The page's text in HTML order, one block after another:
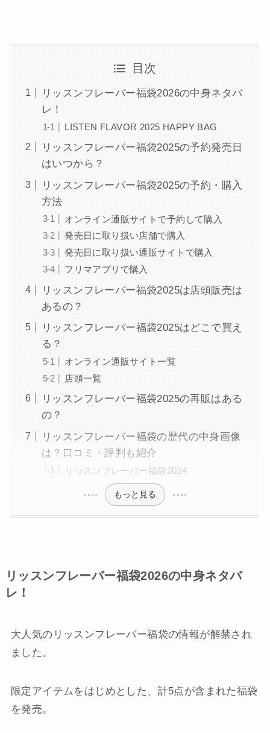
目次
リッスンフレーバー福袋2026の中身ネタバ
レ！
LISTEN FLAVOR 2025 HAPPY BAG
リッスンフレーバー福袋2025の予約発売日
はいつから？
リッスンフレーバー福袋2025の予約・購入
方法
オンライン通販サイトで予約して購入
発売日に取り扱い店舗で購入
発売日に取り扱い通販サイトで購入
フリマアプリで購入
リッスンフレーバー福袋2025は店頭販売は
あるの？
リッスンフレーバー福袋2025はどこで買え
る？
オンライン通販サイト一覧
店頭一覧
リッスンフレーバー福袋2025の再販はある
の？
リッスンフレーバー福袋の歴代の中身画像
は？口コミ・評判も紹介
リッスンフレーバー福袋2024
もっと見る
リッスンフレーバー福袋2026の中身ネタバ
レ！
大人気のリッスンフレーバー福袋の情報が解禁され
ました。
限定アイテムをはじめとした、計5点が含まれた福袋
を発売。